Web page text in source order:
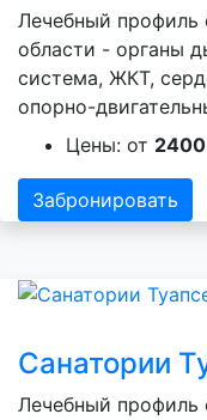
Лечебный профиль
области - органы
система, ЖКТ,
опорно-
Цены: от
Забронировать
Санатории
Лечебный профиль